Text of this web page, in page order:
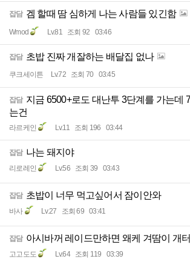
잡담 겜 할때 땀 심하게 나는 사람들 있긴함
Wmod Lv.81 조회 92 03:46
잡담 초밥 진짜 개잘하는 배달집 없나
쿠크세이튼 Lv.72 조회 70 03:45
잡담 지금 6500+로도 대난투 3단계를 가는데
는건
라르케인 Lv.11 조회 196 03:44
잡담 나는 돼지야
리로레인 Lv.56 조회 39 03:43
잡담 초밥이 너무 먹고싶어서 잠이안와
바사 Lv.27 조회 69 03:41
잡담 아시바꺼 레이드만하면 왜케 겨땀이 개터
고고도도 Lv.64 조회 119 03:39